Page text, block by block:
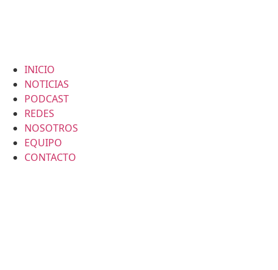
INICIO
NOTICIAS
PODCAST
REDES
NOSOTROS
EQUIPO
CONTACTO